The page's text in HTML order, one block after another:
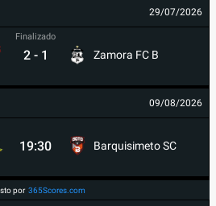
29/07/2026
Finalizado
2 - 1 Zamora FC B
09/08/2026
19:30 Barquisimeto SC
por 365Scores.com